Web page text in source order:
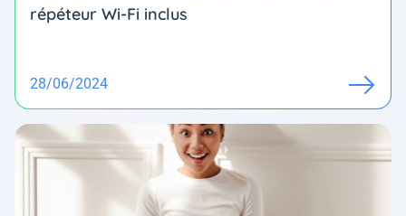
répéteur Wi-Fi inclus
28/06/2024